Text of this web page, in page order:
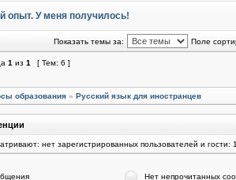
опыт. У меня получилось!
Показать темы за: Поле
1 из 1 [ Тем: 6 ]
образования » Русский язык для иностранцев
нет зарегистрированных пользователей и гости:
Нет непрочитанных